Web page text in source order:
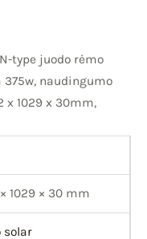
type juodo rėmo
naudingumo
x 1029 x 30mm,
1029 × 30 mm
solar